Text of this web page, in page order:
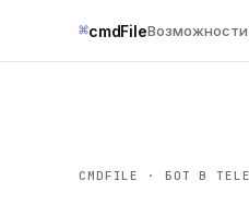
⌘cmdFileВозможности
CMDFILE · БОТ В